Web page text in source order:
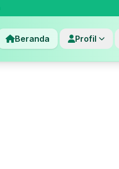
Beranda Profil